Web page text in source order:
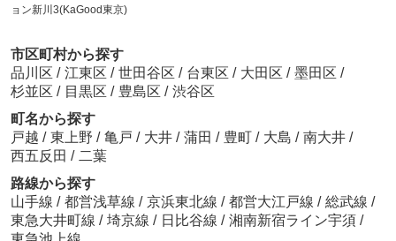
ョン新川3(KaGood東京)
市区町村から探す
品川区 / 江東区 / 世田谷区 / 台東区 / 大田区 / 墨田区 /
杉並区 / 目黒区 / 豊島区 / 渋谷区
町名から探す
戸越 / 東上野 / 亀戸 / 大井 / 蒲田 / 豊町 / 大島 / 南大井 /
西五反田 / 二葉
路線から探す
山手線 / 都営浅草線 / 京浜東北線 / 都営大江戸線 / 総武線 /
東急大井町線 / 埼京線 / 日比谷線 / 湘南新宿ライン宇須 /